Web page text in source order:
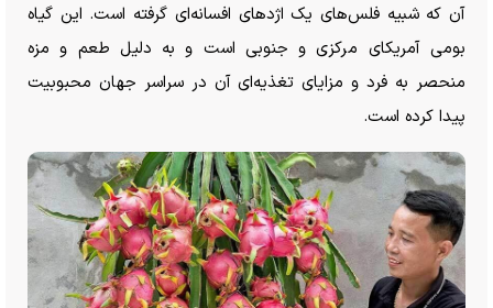
آن که شبیه فلس‌های یک اژد‌های افسانه‌ای گرفته است. این گیاه
بومی آمریکای مرکزی و جنوبی است و به دلیل طعم و مزه
منحصر به فرد و مزایای تغذیه‌ای آن در سراسر جهان محبوبیت
پیدا کرده است.